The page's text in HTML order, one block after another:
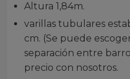
Altura 1,84m.
varillas tubulares
cm. (Se puede
separación entre
precio con nosotros.